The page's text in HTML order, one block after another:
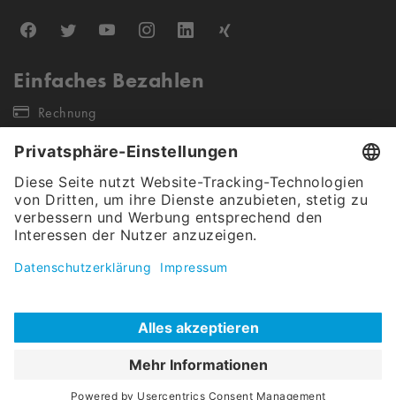
Einfaches Bezahlen
Rechnung
Unsere Versandpartner
Öffentliche Auftraggeber (keine Wiederverkäufer sowie Einzel- &